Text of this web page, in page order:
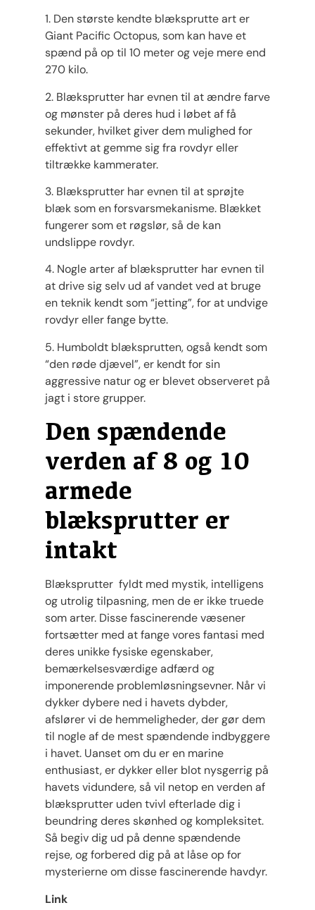
1. Den største kendte blæksprutte art er
Giant Pacific Octopus, som kan have et
spænd på op til 10 meter og veje mere end
270 kilo.
2. Blæksprutter har evnen til at ændre farve
og mønster på deres hud i løbet af få
sekunder, hvilket giver dem mulighed for
effektivt at gemme sig fra rovdyr eller
tiltrække kammerater.
3. Blæksprutter har evnen til at sprøjte
blæk som en forsvarsmekanisme. Blækket
fungerer som et røgslør, så de kan
undslippe rovdyr.
4. Nogle arter af blæksprutter har evnen til
at drive sig selv ud af vandet ved at bruge
en teknik kendt som “jetting”, for at undvige
rovdyr eller fange bytte.
5. Humboldt blæksprutten, også kendt som
“den røde djævel”, er kendt for sin
aggressive natur og er blevet observeret på
jagt i store grupper.
Den spændende
verden af 8 og 10
armede
blæksprutter er
intakt
Blæksprutter fyldt med mystik, intelligens
og utrolig tilpasning, men de er ikke truede
som arter. Disse fascinerende væsener
fortsætter med at fange vores fantasi med
deres unikke fysiske egenskaber,
bemærkelsesværdige adfærd og
imponerende problemløsningsevner. Når vi
dykker dybere ned i havets dybder,
afslører vi de hemmeligheder, der gør dem
til nogle af de mest spændende indbyggere
i havet. Uanset om du er en marine
enthusiast, er dykker eller blot nysgerrig på
havets vidundere, så vil netop en verden af
blæksprutter uden tvivl efterlade dig i
beundring deres skønhed og kompleksitet.
Så begiv dig ud på denne spændende
rejse, og forbered dig på at låse op for
mysterierne om disse fascinerende havdyr.
Link